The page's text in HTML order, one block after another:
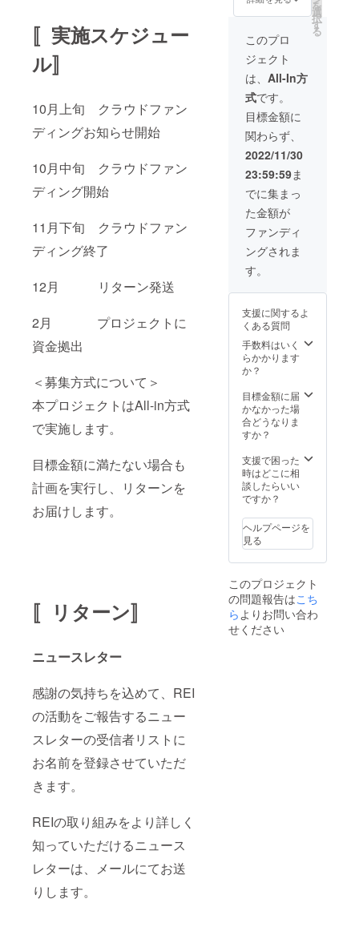
〚実施スケジュー
ル〛
10月上旬 クラウドファン
ディングお知らせ開始
10月中旬 クラウドファン
ディング開始
11月下旬 クラウドファン
ディング終了
12月 リターン発送
2月 プロジェクトに
資金拠出
＜募集方式について＞
本プロジェクトはAll-in方式
で実施します。
目標金額に満たない場合も
計画を実行し、リターンを
お届けします。
〚リターン〛
ニュースレター
感謝の気持ちを込めて、REI
の活動をご報告するニュー
スレターの受信者リストに
お名前を登録させていただ
きます。
REIの取り組みをより詳しく
知っていただけるニュース
レターは、メールにてお送
りします。
企業で
うにな
りまし
た。
スト
です。
避難民
の物語
が描か
れてい
るREIオ
リジナ
ルのポ
カード
は、
メール
にてお
送りい
たしま
す。 よ
民につ
いて知
り、身
近に感
じてい
ただけ
方にポ
スト
カード
かがで
しょう
か。
気持ち
を込め
て、避
難民の
方々の
おいし
いお料
理のレ
シピ
カード
をお送
りしま
す。避
難民の
方々の
持つ食
文化に
触れる
す。ぜ
ひお菓
子づく
りを楽
しんで
くださ
例：ケ
ニアで
人気の
ダジ」
のレシ
ピで
す。マ
はドー
ナツの
ような
お菓子
REIで
は、避
難民能
力開発
プログ
本を拠
点に避
難民支
援活動
を20年
以上続
け、REI
が現在
支援し
ている
ケニ
ア、レ
バノ
ン、タ
イ/ミャ
ンマー
の避難
民キャ
ンプを
自ら訪
繋がり
にして
いる当
団体の
代表講
演を、
やサー
クル、
職場な
どを企
せん
か？ ご
家族や
ご友
子様と
一緒に
講演を
聞き、
問題に
ついて
考える
機会に
もおす
を
選
択
す
る
このプロ
ジェクト
は、 All-In方
式です。
目標金額に
関わらず、
2022/11/30
23:59:59ま
でに集まっ
た金額が
ファンディ
ングされま
す。
支援に関するよ
くある質問
手数料はいく
らかかります
か？
目標金額に届
かなかった場
合どうなりま
すか？
支援で困った
時はどこに相
談したらいい
ですか？
ヘルプページを
見る
このプロジェクト
の問題報告はこち
ら よりお問い合わ
せください